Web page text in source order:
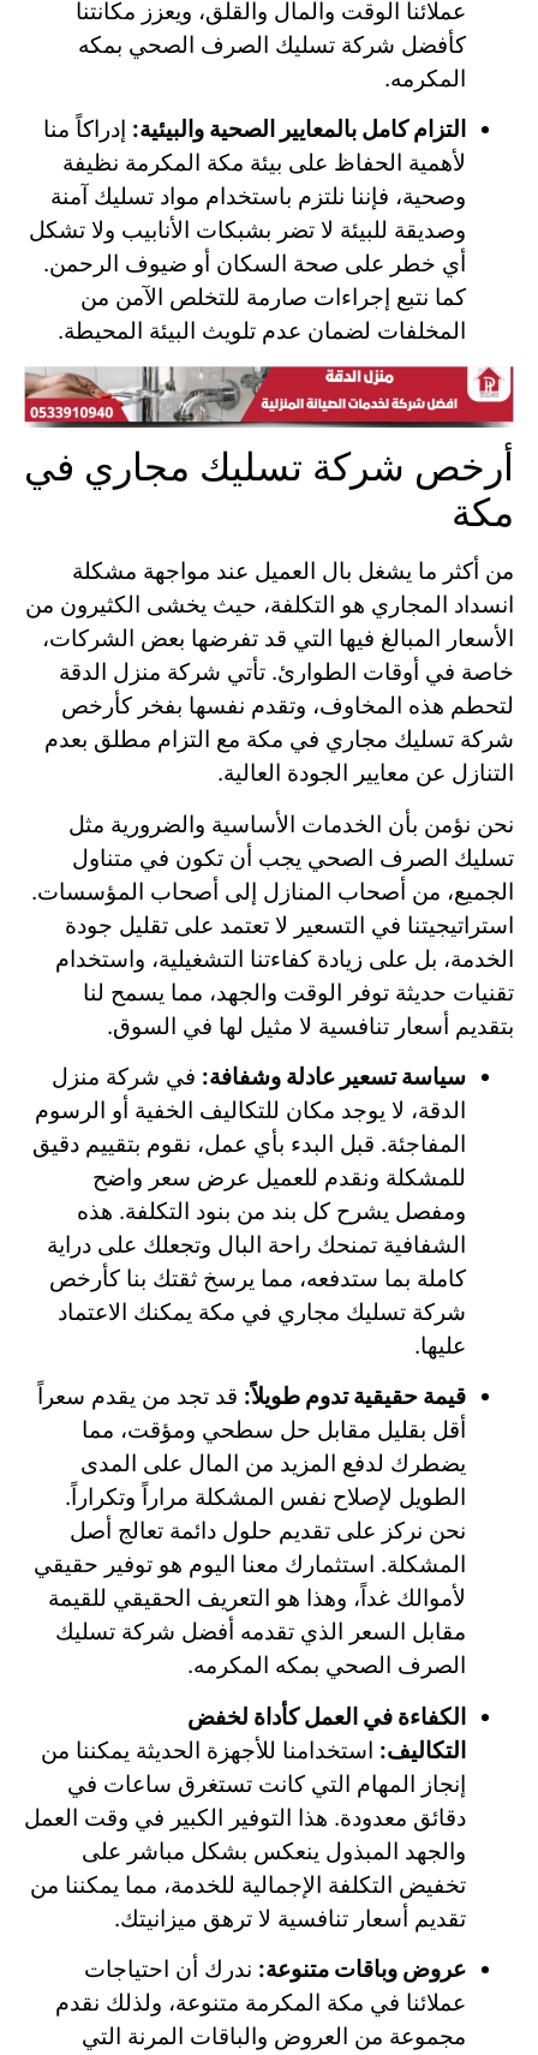
عملائنا الوقت والمال والقلق، ويعزز مكانتنا
كأفضل شركة تسليك الصرف الصحي بمكه
المكرمه.
التزام كامل بالمعايير الصحية والبيئية: إدراكاً منا
لأهمية الحفاظ على بيئة مكة المكرمة نظيفة
وصحية، فإننا نلتزم باستخدام مواد تسليك آمنة
وصديقة للبيئة لا تضر بشبكات الأنابيب ولا تشكل
أي خطر على صحة السكان أو ضيوف الرحمن.
كما نتبع إجراءات صارمة للتخلص الآمن من
المخلفات لضمان عدم تلويث البيئة المحيطة.
أرخص شركة تسليك مجاري في
مكة
من أكثر ما يشغل بال العميل عند مواجهة مشكلة
انسداد المجاري هو التكلفة، حيث يخشى الكثيرون من
الأسعار المبالغ فيها التي قد تفرضها بعض الشركات،
خاصة في أوقات الطوارئ. تأتي شركة منزل الدقة
لتحطم هذه المخاوف، وتقدم نفسها بفخر كأرخص
شركة تسليك مجاري في مكة مع التزام مطلق بعدم
التنازل عن معايير الجودة العالية.
نحن نؤمن بأن الخدمات الأساسية والضرورية مثل
تسليك الصرف الصحي يجب أن تكون في متناول
الجميع، من أصحاب المنازل إلى أصحاب المؤسسات.
استراتيجيتنا في التسعير لا تعتمد على تقليل جودة
الخدمة، بل على زيادة كفاءتنا التشغيلية، واستخدام
تقنيات حديثة توفر الوقت والجهد، مما يسمح لنا
بتقديم أسعار تنافسية لا مثيل لها في السوق.
سياسة تسعير عادلة وشفافة: في شركة منزل
الدقة، لا يوجد مكان للتكاليف الخفية أو الرسوم
المفاجئة. قبل البدء بأي عمل، نقوم بتقييم دقيق
للمشكلة ونقدم للعميل عرض سعر واضح
ومفصل يشرح كل بند من بنود التكلفة. هذه
الشفافية تمنحك راحة البال وتجعلك على دراية
كاملة بما ستدفعه، مما يرسخ ثقتك بنا كأرخص
شركة تسليك مجاري في مكة يمكنك الاعتماد
عليها.
قيمة حقيقية تدوم طويلاً: قد تجد من يقدم سعراً
أقل بقليل مقابل حل سطحي ومؤقت، مما
يضطرك لدفع المزيد من المال على المدى
الطويل لإصلاح نفس المشكلة مراراً وتكراراً.
نحن نركز على تقديم حلول دائمة تعالج أصل
المشكلة. استثمارك معنا اليوم هو توفير حقيقي
لأموالك غداً، وهذا هو التعريف الحقيقي للقيمة
مقابل السعر الذي تقدمه أفضل شركة تسليك
الصرف الصحي بمكه المكرمه.
الكفاءة في العمل كأداة لخفض
التكاليف: استخدامنا للأجهزة الحديثة يمكننا من
إنجاز المهام التي كانت تستغرق ساعات في
دقائق معدودة. هذا التوفير الكبير في وقت العمل
والجهد المبذول ينعكس بشكل مباشر على
تخفيض التكلفة الإجمالية للخدمة، مما يمكننا من
تقديم أسعار تنافسية لا ترهق ميزانيتك.
عروض وباقات متنوعة: ندرك أن احتياجات
عملائنا في مكة المكرمة متنوعة، ولذلك نقدم
مجموعة من العروض والباقات المرنة التي